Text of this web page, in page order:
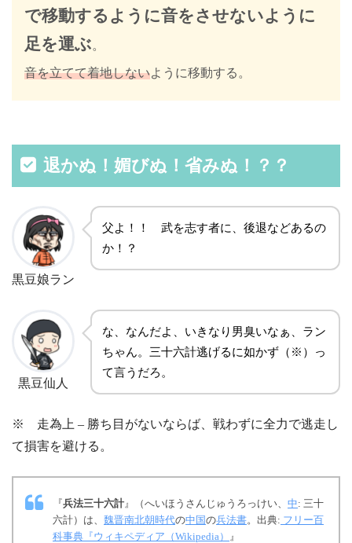
で移動するように音をさせないように
足を運ぶ。
音を立てて着地しないように移動する。
退かぬ！媚びぬ！省みぬ！？？
黒豆娘ラン
父よ！！ 武を志す者に、後退などあるの
か！？
黒豆仙人
な、なんだよ、いきなり男臭いなぁ、ラン
ちゃん。三十六計逃げるに如かず（※）っ
て言うだろ。
※ 走為上 – 勝ち目がないならば、戦わずに全力で逃走し
て損害を避ける。
『兵法三十六計 』（へいほうさんじゅうろっけい、 中: 三十
六計）は、 魏晋南北朝時代の中国の兵法書。出典: フリー百
科事典『ウィキペディア（Wikipedia）
』